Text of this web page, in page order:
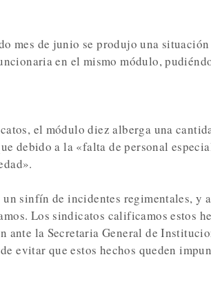
mes de junio se produjo una
en el mismo módulo,
el módulo diez alberga una
debido a la «falta de personal
sinfín de incidentes regimentales, y
Los sindicatos calificamos estos
ante la Secretaria General de
evitar que estos hechos queden